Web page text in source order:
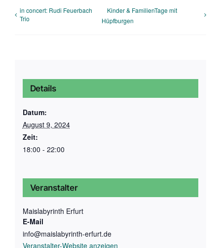
in concert: Rudi Feuerbach
Trio
Kinder & FamilienTage mit
Hüpfburgen
Details
Datum:
August 9, 2024
Zeit:
18:00 - 22:00
Veranstalter
Maislabyrinth Erfurt
E-Mail
info@maislabyrinth-erfurt.de
Veranstalter-Website anzeigen